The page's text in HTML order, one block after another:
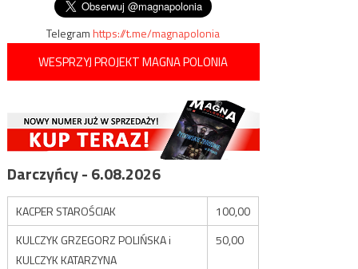
Telegramhttps://t.me/magnapolonia
WESPRZYJ PROJEKT MAGNA POLONIA
Darczyńcy - 6.08.2026
KACPER STAROŚCIAK
100,00
KULCZYK GRZEGORZ POLIŃSKA i
KULCZYK KATARZYNA
50,00